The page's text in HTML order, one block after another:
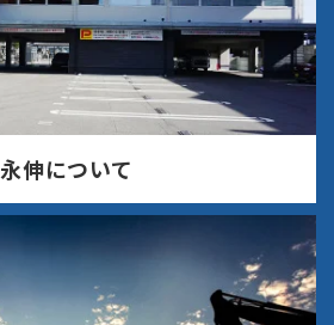
永伸について